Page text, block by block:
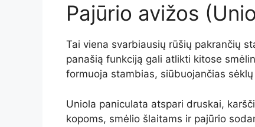
Pajūrio avižos
Tai viena svarbiausių rūšių pakrančių
panašią funkciją gali atlikti kitose
formuoja stambias, siūbuojančias
Uniola paniculata atspari druskai,
kopoms, smėlio šlaitams ir pajūrio